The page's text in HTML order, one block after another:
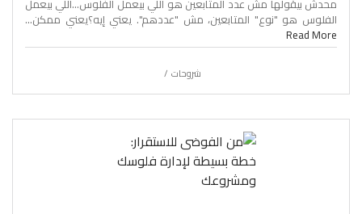
محدش بيقولها مش عدد المتابعين هو اللي بيعمل الفلوس…اللي بيعمل
الفلوس هو "نوع" المتابعين، مش "عددهم". يعني إيه؟يعني ممكن...
Read More
شروحات